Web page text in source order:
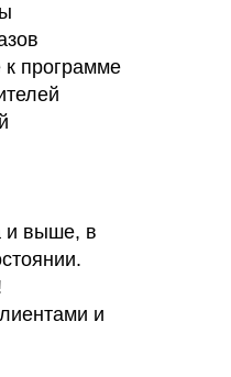
программе
и выше, в
и